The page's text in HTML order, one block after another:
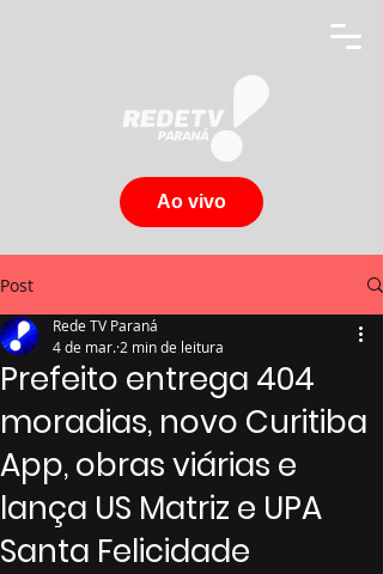
Ao vivo
Post
Prefeito entrega 404
moradias, novo Curitiba
App, obras viárias e
lança US Matriz e UPA
Santa Felicidade
Rede TV Paraná
4 de mar. 2 min de leitura